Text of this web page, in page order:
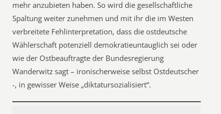
mehr anzubieten haben. So wird die gesellschaftliche
Spaltung weiter zunehmen und mit ihr die im Westen
verbreitete Fehlinterpretation, dass die ostdeutsche
Wählerschaft potenziell demokratieuntauglich sei oder
wie der Ostbeauftragte der Bundesregierung
Wanderwitz sagt – ironischerweise selbst Ostdeutscher
-, in gewisser Weise „diktatursozialisiert“.